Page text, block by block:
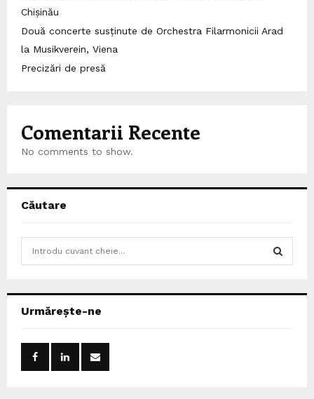
Chișinău
Două concerte susținute de Orchestra Filarmonicii Arad
la Musikverein, Viena
Precizări de presă
Comentarii Recente
No comments to show.
Căutare
h
Urmărește-ne